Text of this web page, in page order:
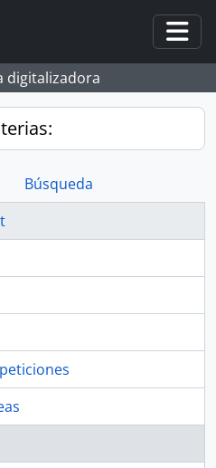
digitalizadora
Búsqueda